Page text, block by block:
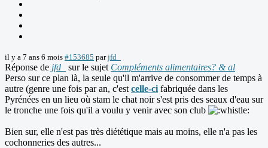
il y a 7 ans 6 mois #153685 parjfd_
Réponse de jfd_ sur le sujet Compléments alimentaires? & al
Perso sur ce plan là, la seule qu'il m'arrive de consommer de temps à
autre (genre une fois par an, c'est celle-ci fabriquée dans les
Pyrénées en un lieu où stam le chat noir s'est pris des seaux d'eau sur
le tronche une fois qu'il a voulu y venir avec son club
Bien sur, elle n'est pas très diététique mais au moins, elle n'a pas les
cochonneries des autres...